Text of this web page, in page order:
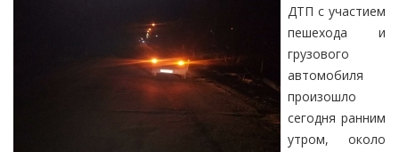
ДТП с участием
пешехода и
грузового
автомобиля
произошло
сегодня ранним
утром, около